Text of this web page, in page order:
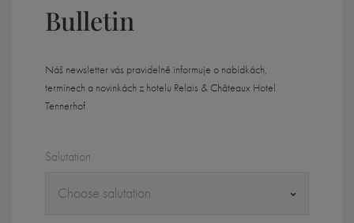
Bulletin
Náš newsletter vás pravidelně informuje o nabídkách,
termínech a novinkách z hotelu Relais & Châteaux Hotel
Tennerhof
Salutation